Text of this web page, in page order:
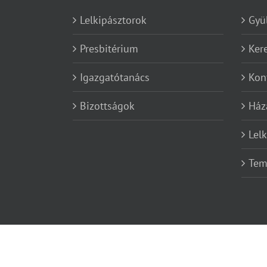
Lelkipásztorok
Presbitérium
Igazgatótanács
Bizottságok